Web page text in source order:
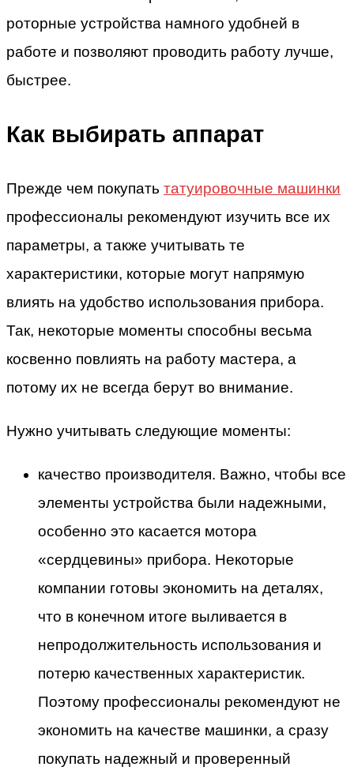
роторные устройства намного удобней в
работе и позволяют проводить работу лучше,
быстрее.
Как выбирать аппарат
Прежде чем покупать татуировочные машинки
профессионалы рекомендуют изучить все их
параметры, а также учитывать те
характеристики, которые могут напрямую
влиять на удобство использования прибора.
Так, некоторые моменты способны весьма
косвенно повлиять на работу мастера, а
потому их не всегда берут во внимание.
Нужно учитывать следующие моменты:
качество производителя. Важно, чтобы все
элементы устройства были надежными,
особенно это касается мотора
«сердцевины» прибора. Некоторые
компании готовы экономить на деталях,
что в конечном итоге выливается в
непродолжительность использования и
потерю качественных характеристик.
Поэтому профессионалы рекомендуют не
экономить на качестве машинки, а сразу
покупать надежный и проверенный